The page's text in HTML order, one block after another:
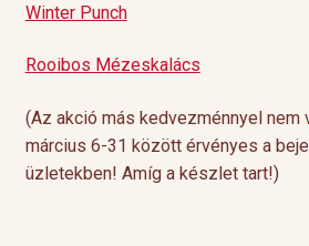
Winter Punch
Rooibos Mézeskalács
(Az akció más kedvezménnyel nem
március 6-31 között érvényes a
üzletekben! Amíg a készlet tart!)